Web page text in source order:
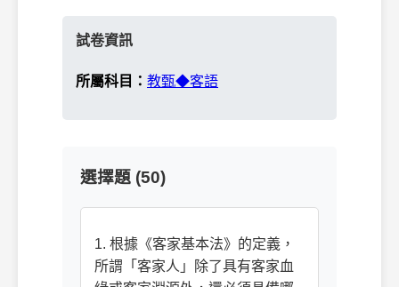
試卷資訊
所屬科目： 教甄◆客語
選擇題 (50)
1. 根據《客家基本法》的定義，
所謂「客家人」除了具有客家血